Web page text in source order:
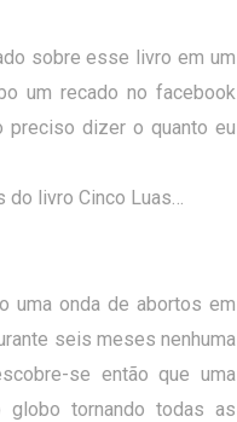
sobre esse livro em um
um recado no facebook
preciso dizer o quanto eu
do livro Cinco Luas…
uma onda de abortos em
seis meses nenhuma
se então que uma
tornando todas as